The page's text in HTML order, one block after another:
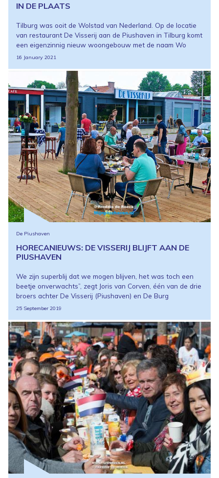
IN DE PLAATS
Tilburg was ooit de Wolstad van Nederland. Op de locatie
van restaurant De Visserij aan de Piushaven in Tilburg komt
een eigenzinnig nieuw woongebouw met de naam Wo
16 January 2021
De Piushaven
HORECANIEUWS: DE VISSERIJ BLIJFT AAN DE
PIUSHAVEN
We zijn superblij dat we mogen blijven, het was toch een
beetje onverwachts”, zegt Joris van Corven, één van de drie
broers achter De Visserij (Piushaven) en De Burg
25 September 2019